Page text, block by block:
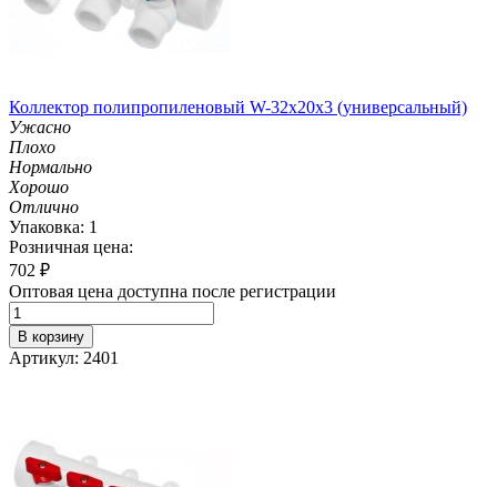
Коллектор полипропиленовый W-32х20х3 (универсальный)
Ужасно
Плохо
Нормально
Хорошо
Отлично
Упаковка: 1
Розничная цена:
702 ₽
Оптовая цена доступна после регистрации
В корзину
Артикул: 2401